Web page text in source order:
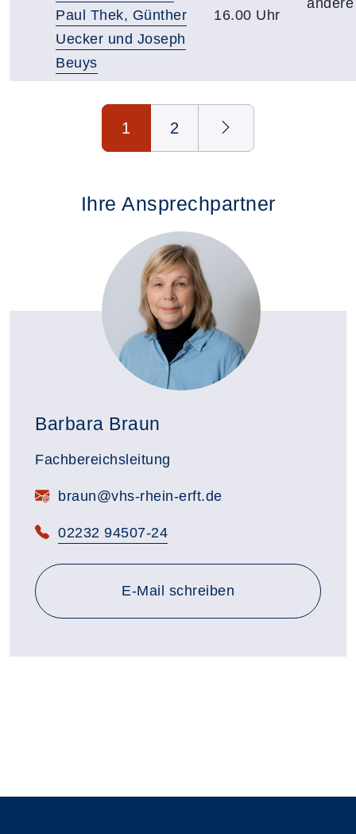
Paul Thek, Günther
Uecker und Joseph
Beuys
16.00 Uhr
1 2
Ihre Ansprechpartner
Barbara Braun
Fachbereichsleitung
E-Mail:braun@vhs-rhein-erft.de
Telefon:
02232 94507-24
E-Mail schreiben